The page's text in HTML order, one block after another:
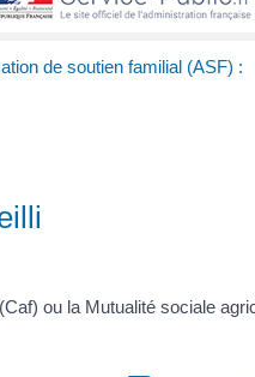
de soutien familial (ASF) :
ou la Mutualité sociale